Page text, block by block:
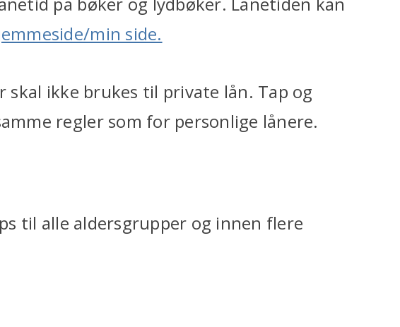
min side.
ikke brukes til private lån. Tap og
regler som for personlige lånere.
til alle aldersgrupper og innen flere